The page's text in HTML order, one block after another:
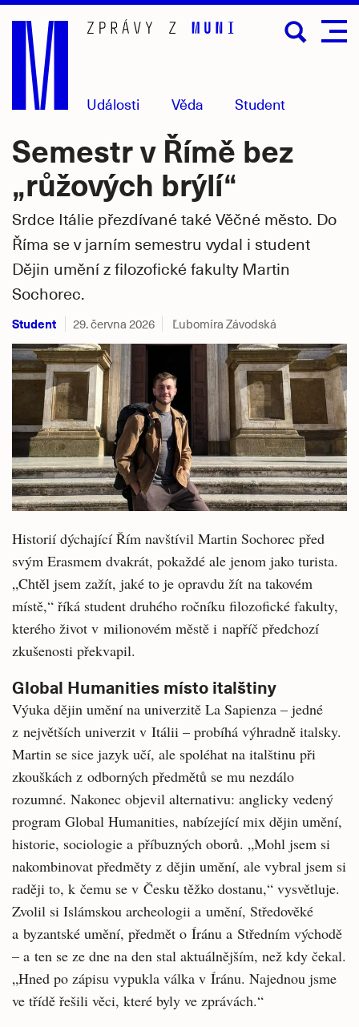
Přejít
hlavní
obsah
Události Věda Student
Semestr v Římě bez
„růžových brýlí“
Srdce Itálie přezdívané také Věčné město. Do
Říma se v jarním semestru vydal i student
Dějin umění z filozofické fakulty Martin
Sochorec.
Student 29. června 2026 Ľubomíra Závodská
Historií dýchající Řím navštívil Martin Sochorec před
svým Erasmem dvakrát, pokaždé ale jenom jako turista.
„Chtěl jsem zažít, jaké to je opravdu žít na takovém
místě,“ říká student druhého ročníku filozofické fakulty,
kterého život v milionovém městě i napříč předchozí
zkušenosti překvapil.
Global Humanities místo italštiny
Výuka dějin umění na univerzitě La Sapienza – jedné
z největších univerzit v Itálii – probíhá výhradně italsky.
Martin se sice jazyk učí, ale spoléhat na italštinu při
zkouškách z odborných předmětů se mu nezdálo
rozumné. Nakonec objevil alternativu: anglicky vedený
program Global Humanities, nabízející mix dějin umění,
historie, sociologie a příbuzných oborů. „Mohl jsem si
nakombinovat předměty z dějin umění, ale vybral jsem si
raději to, k čemu se v Česku těžko dostanu,“ vysvětluje.
Zvolil si Islámskou archeologii a umění, Středověké
a byzantské umění, předmět o Íránu a Středním východě
– a ten se ze dne na den stal aktuálnějším, než kdy čekal.
„Hned po zápisu vypukla válka v Íránu. Najednou jsme
ve třídě řešili věci, které byly ve zprávách.“